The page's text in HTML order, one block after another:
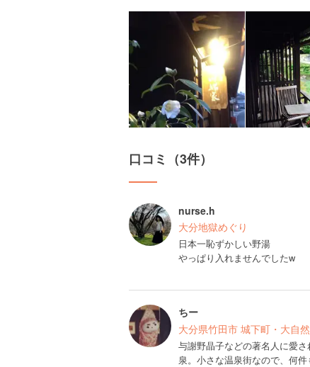
口コミ（3件）
nurse.h
大分地獄めぐり
日本一恥ずかしい野湯
やっぱり入れませんでしたw
ちー
大分県竹田市 城下町・大自
与謝野晶子などの著名人に愛
泉。小さな温泉街なので、何